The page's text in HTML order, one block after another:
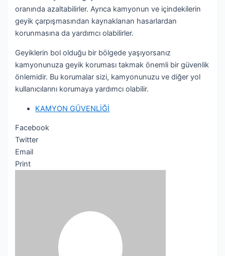
oranında azaltabilirler. Ayrıca kamyonun ve içindekilerin
geyik çarpışmasından kaynaklanan hasarlardan
korunmasına da yardımcı olabilirler.
Geyiklerin bol olduğu bir bölgede yaşıyorsanız
kamyonunuza geyik koruması takmak önemli bir güvenlik
önlemidir. Bu korumalar sizi, kamyonunuzu ve diğer yol
kullanıcılarını korumaya yardımcı olabilir.
KAMYON GÜVENLİĞİ
Facebook
Twitter
Email
Print